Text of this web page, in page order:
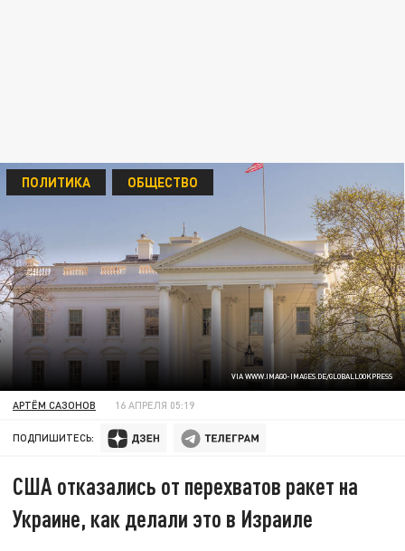
VIA WWW.IMAGO-IMAGES.DE/GLOBALLOOKPRESS
ПОЛИТИКА ОБЩЕСТВО
АРТЁМ САЗОНОВ 16 АПРЕЛЯ 05:19
ПОДПИШИТЕСЬ:
США отказались от перехватов ракет на
Украине, как делали это в Израиле